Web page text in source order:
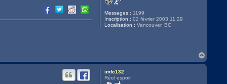
Messages : 1199
Inscription : 02 février 2003 11:29
Localisation : Vancouver, BC
a
u
imfc132
Réel espoir